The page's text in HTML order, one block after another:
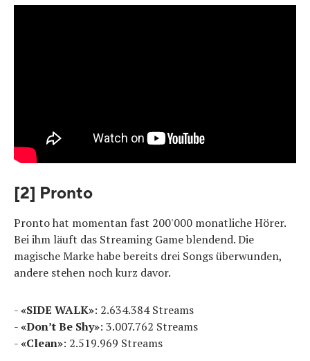
[2] Pronto
Pronto hat momentan fast 200'000 monatliche Hörer.
Bei ihm läuft das Streaming Game blendend. Die
magische Marke habe bereits drei Songs überwunden,
andere stehen noch kurz davor.
-«SIDE WALK»: 2.634.384 Streams
-«Don’t Be Shy»: 3.007.762 Streams
-«Clean»: 2.519.969 Streams